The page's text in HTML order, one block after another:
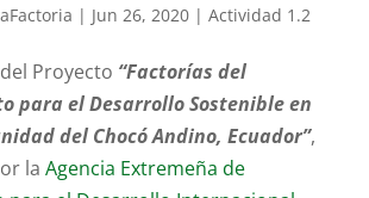
| Jun 26, 2020| Actividad 1.2
Proyecto “Factorías del
para el Desarrollo Sostenible en
del Chocó Andino, Ecuador”,
la Agencia Extremeña de